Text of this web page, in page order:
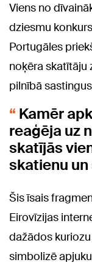
Viens no
dziesmu
Portugāles
noķēra skatītāju
pilnībā
Kamēr
reaģēja uz
skatījās
skatienu
Šis īsais
Eirovīzijas
dažādos
simbolizē